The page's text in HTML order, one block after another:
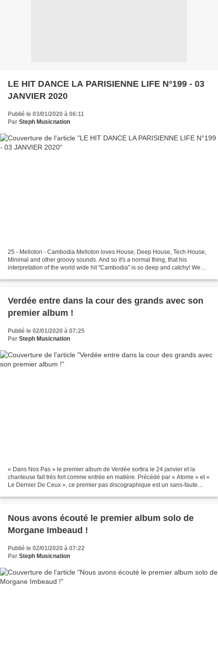
LE HIT DANCE LA PARISIENNE LIFE N°199 - 03
JANVIER 2020
Publié le 03/01/2020 à 06:11
Par Steph Musicnation
25 - Melloton - Cambodia Melloton loves House, Deep House, Tech House,
Minimal and other groovy sounds. And so it's a normal thing, that his
interpretation of the world wide hit "Cambodia" is so deep and catchy! We
Verdée entre dans la cour des grands avec son
premier album !
Publié le 02/01/2020 à 07:25
Par Steph Musicnation
« Dans Nos Pas » le premier album de Verdée sortira le 24 janvier et la
chanteuse fait très fort comme entrée en matière. Précédé par « Atome » et «
Le Dernier De Ceux », ce premier pas discographique est un sans-faute
Nous avons écouté le premier album solo de
Morgane Imbeaud !
Publié le 02/01/2020 à 07:22
Par Steph Musicnation